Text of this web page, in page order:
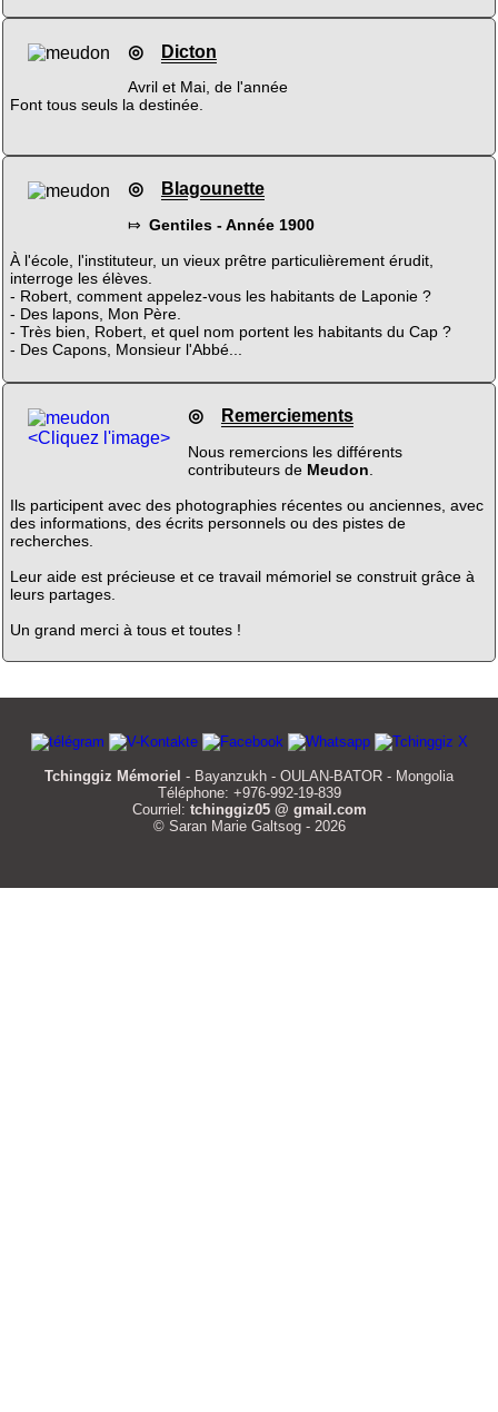
◎ Dicton
Avril et Mai, de l'année
Font tous seuls la destinée.
◎ Blagounette
⤇ Gentiles - Année 1900
À l'école, l'instituteur, un vieux prêtre particulièrement érudit,
interroge les élèves.
- Robert, comment appelez-vous les habitants de Laponie ?
- Des lapons, Mon Père.
- Très bien, Robert, et quel nom portent les habitants du Cap ?
- Des Capons, Monsieur l'Abbé...
<Cliquez l'image>
◎ Remerciements
Nous remercions les différents
contributeurs de Meudon
Ils participent avec des photographies récentes ou anciennes, avec
des informations, des écrits personnels ou des pistes de
recherches.
Leur aide est précieuse et ce travail mémoriel se construit grâce à
leurs partages.
Un grand merci à tous et toutes !
Tchinggiz Mémoriel - Bayanzukh - OULAN-BATOR - Mongolia
Téléphone: +976-992-19-839
Courriel: tchinggiz05 @ gmail.com
© Saran Marie Galtsog - 2026